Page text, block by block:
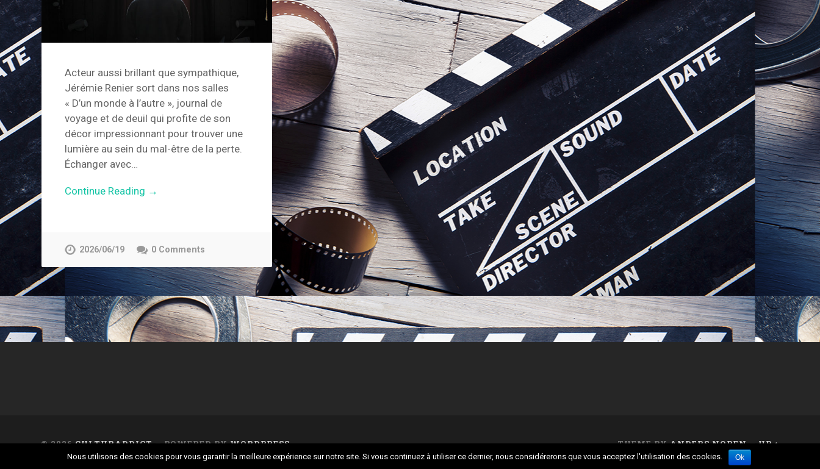
Acteur aussi brillant que sympathique,
Jérémie Renier sort dans nos salles
« D’un monde à l’autre », journal de
voyage et de deuil qui profite de son
décor impressionnant pour trouver une
lumière au sein du mal-être de la perte.
Échanger avec…
Continue Reading →
2026/06/19 0 Comments
© 2026CULTURADDICT— POWERED BYWORDPRESS THEME BYANDERS NOREN—UP ↑
Nous utilisons des cookies pour vous garantir la meilleure expérience sur notre site. Si vous continuez à utiliser ce dernier, nous considérerons que vous acceptez l'utilisation des cookies. Ok